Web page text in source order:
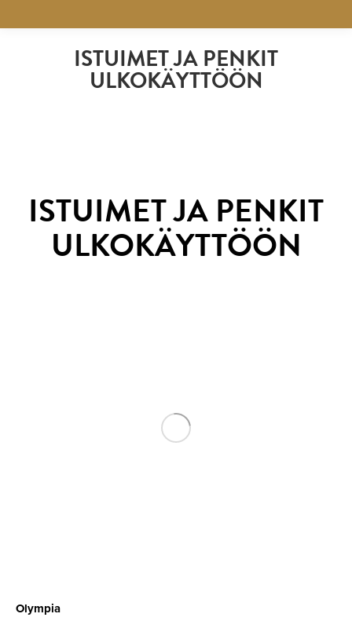
ISTUIMET JA PENKIT
ULKOKÄYTTÖÖN
ISTUIMET JA PENKIT
ULKOKÄYTTÖÖN
Olympia